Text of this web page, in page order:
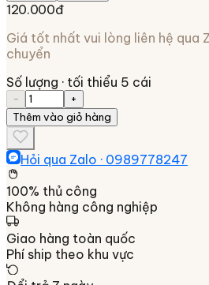
120.000đ
Giá tốt nhất vui lòng liên hệ qua
chuyển
Số lượng · tối thiểu 5 cái
−
+
Thêm vào giỏ hàng
Hỏi qua Zalo · 0989778247
100% thủ công
Không hàng công nghiệp
Giao hàng toàn quốc
Phí ship theo khu vực